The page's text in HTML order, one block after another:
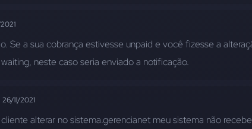
Se a sua cobrança estivesse unpaid e você fizesse a
neste caso seria enviado a notificação.
26/11/2021
alterar no sistema.gerencianet meu sistema não